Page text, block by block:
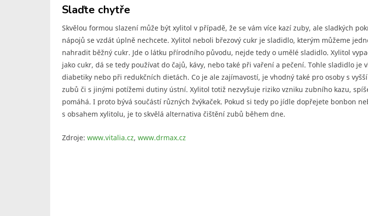
Slaďte chytře
Skvělou formou slazení může být xylitol v případě, že se vám více kazí zuby, ale sladkých
nápojů se vzdát úplně nechcete. Xylitol neboli březový cukr je sladidlo, kterým můžeme
nahradit běžný cukr. Jde o látku přírodního původu, nejde tedy o umělé sladidlo. Xylitol
jako cukr, dá se tedy používat do čajů, kávy, nebo také při vaření a pečení. Tohle sladidlo je
diabetiky nebo při redukčních dietách. Co je ale zajímavostí, je vhodný také pro osoby s
zubů či s jinými potížemi dutiny ústní. Xylitol totiž nezvyšuje riziko vzniku zubního kazu,
pomáhá. I proto bývá součástí různých žvýkaček. Pokud si tedy po jídle dopřejete bonbon
s obsahem xylitolu, je to skvělá alternativa čištění zubů během dne.
Zdroje: www.vitalia.cz, www.drmax.cz